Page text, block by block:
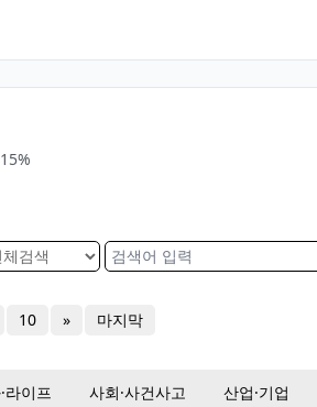
10 » 마지막
라이프 사회·사건사고 산업·기업